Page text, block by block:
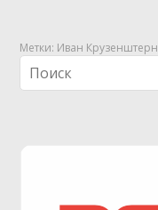
Метки: Иван Крузенштерн